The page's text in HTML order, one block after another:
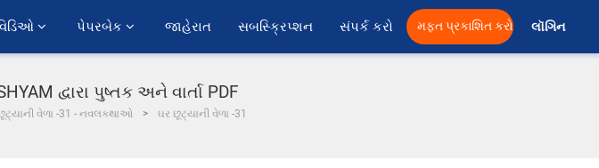
પેપરબેક જાહેરાત સબસ્ક્રિપ્શન સંપર્ક કરો મફત પ્રકાશિત કરો લૉગિન
દ્વારા પુષ્તક અને વાર્તા PDF
વેળા -31 - નવલકથાઓ ઘર છૂટ્યાની વેળા -31